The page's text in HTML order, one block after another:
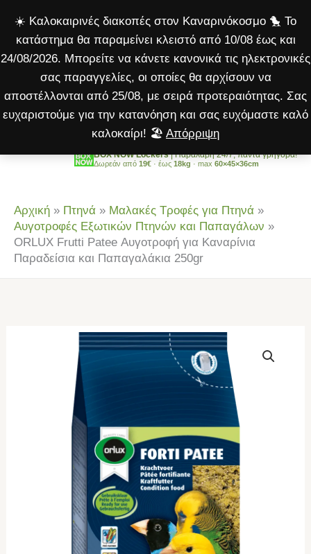
☀️ Καλοκαιρινές διακοπές στον Καναρινόκοσμο 🐤 Το
κατάστημα θα παραμείνει κλειστό από 10/08 έως και
24/08/2026. Μπορείτε να κάνετε κανονικά τις ηλεκτρονικές
σας παραγγελίες, οι οποίες θα αρχίσουν να
αποστέλλονται από 25/08, με σειρά προτεραιότητας. Σας
ευχαριστούμε για την κατανόηση και σας ευχόμαστε καλό
καλοκαίρι! 🏖️ Απόρριψη
στο
περιεχόμενο
BOX NOW Lockers| Παραλαβή 24/7, πάντα γρήγορα!
Δωρεάν από 19€ · έως 18kg · max 60×45×36cm
Αρχική » Πτηνά » Μαλακές Τροφές για Πτηνά »
Αυγοτροφές Εξωτικών Πτηνών και Παπαγάλων »
ORLUX Frutti Patee Αυγοτροφή για Καναρίνια
Παραδείσια και Παπαγαλάκια 250gr
Αυγοτροφή
Παραδείσια
Παπαγαλάκια
Αυγοτροφή
για
Καναρίνια
Παραδείσια
και
Παπαγαλάκια
ποσότητα